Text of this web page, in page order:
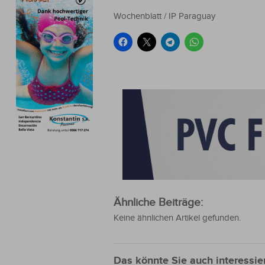
Wochenblatt / IP Paraguay
Ähnliche Beiträge:
Keine ähnlichen Artikel gefunden.
Das könnte Sie auch